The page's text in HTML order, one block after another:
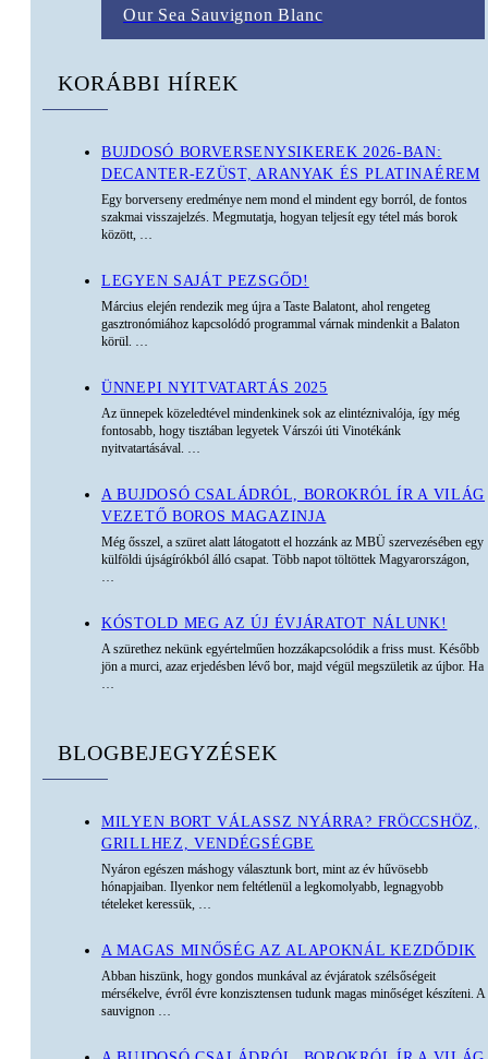
Our Sea Sauvignon Blanc
KORÁBBI HÍREK
BUJDOSÓ BORVERSENYSIKEREK 2026-BAN:
DECANTER-EZÜST, ARANYAK ÉS PLATINAÉREM
Egy borverseny eredménye nem mond el mindent egy borról, de fontos
szakmai visszajelzés. Megmutatja, hogyan teljesít egy tétel más borok
között,
LEGYEN SAJÁT PEZSGŐD!
Március elején rendezik meg újra a Taste Balatont, ahol rengeteg
gasztronómiához kapcsolódó programmal várnak mindenkit a Balaton
körül.
ÜNNEPI NYITVATARTÁS 2025
Az ünnepek közeledtével mindenkinek sok az elintéznivalója, így még
fontosabb, hogy tisztában legyetek Várszói úti Vinotékánk
nyitvatartásával.
A BUJDOSÓ CSALÁDRÓL, BOROKRÓL ÍR A VILÁG
VEZETŐ BOROS MAGAZINJA
Még ősszel, a szüret alatt látogatott el hozzánk az MBÜ szervezésében egy
külföldi újságírókból álló csapat. Több napot töltöttek Magyarországon,
KÓSTOLD MEG AZ ÚJ ÉVJÁRATOT NÁLUNK!
A szürethez nekünk egyértelműen hozzákapcsolódik a friss must. Később
jön a murci, azaz erjedésben lévő bor, majd végül megszületik az újbor. Ha
BLOGBEJEGYZÉSEK
MILYEN BORT VÁLASSZ NYÁRRA? FRÖCCSHÖZ,
GRILLHEZ, VENDÉGSÉGBE
Nyáron egészen máshogy választunk bort, mint az év hűvösebb
hónapjaiban. Ilyenkor nem feltétlenül a legkomolyabb, legnagyobb
tételeket keressük,
A MAGAS MINŐSÉG AZ ALAPOKNÁL KEZDŐDIK
Abban hiszünk, hogy gondos munkával az évjáratok szélsőségeit
mérsékelve, évről évre konzisztensen tudunk magas minőséget készíteni. A
sauvignon